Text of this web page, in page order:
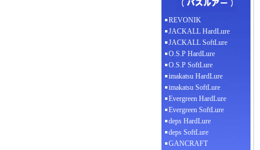
REVONIK
JACKALL HardLure
JACKALL SoftLure
O.S.P HardLure
O.S.P SoftLure
imakatsu HardLure
imakatsu SoftLure
Evergreen HardLure
Evergreen SoftLure
deps HardLure
deps SoftLure
GANCRAFT